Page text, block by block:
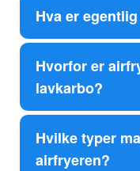
Hva er
Hvorfor er
lavkarbo?
Hvilke typer
airfryeren?